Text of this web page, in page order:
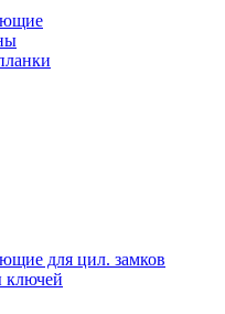
для цил. замков
ключей